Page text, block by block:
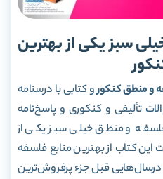
سبز یکی از بهترین
و منطق کنکورو کتابی با درسنامه
تألیفی و کنکوری و پاسخ‌نامه
و منطق خیلی سبز یکی از
کتاب از بهترین منابع فلسفه
قبل جزء پرفروش‌ترین